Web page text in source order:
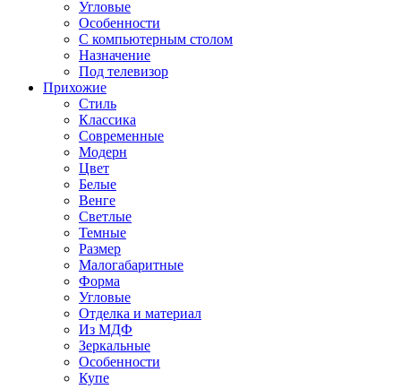
Угловые
Особенности
С компьютерным столом
Назначение
Под телевизор
Прихожие
Стиль
Классика
Современные
Модерн
Цвет
Белые
Венге
Светлые
Темные
Размер
Малогабаритные
Форма
Угловые
Отделка и материал
Из МДФ
Зеркальные
Особенности
Купе